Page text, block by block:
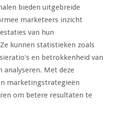
bieden uitgebreide
marketeers inzicht
van hun
kunnen statistieken zoals
en betrokkenheid van
analyseren. Met deze
marketingstrategieën
om betere resultaten te